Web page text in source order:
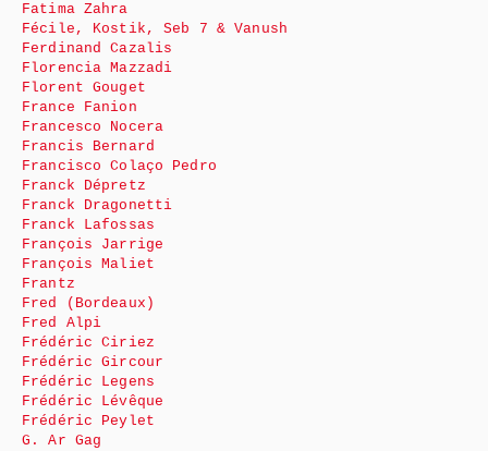
Fatima Zahra
Fécile, Kostik, Seb 7 & Vanush
Ferdinand Cazalis
Florencia Mazzadi
Florent Gouget
France Fanion
Francesco Nocera
Francis Bernard
Francisco Colaço Pedro
Franck Dépretz
Franck Dragonetti
Franck Lafossas
François Jarrige
François Maliet
Frantz
Fred (Bordeaux)
Fred Alpi
Frédéric Ciriez
Frédéric Gircour
Frédéric Legens
Frédéric Lévêque
Frédéric Peylet
G. Ar Gag